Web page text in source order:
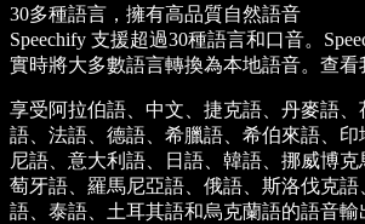
30多種語言，擁有高品質自然語音
Speechify 支援超過30種語言和口音。
實時將大多數語言轉換為本地語音。查看
享受阿拉伯語、中文、捷克語、丹麥語
語、法語、德語、希臘語、希伯來語、
尼語、意大利語、日語、韓語、挪威博
萄牙語、羅馬尼亞語、俄語、斯洛伐克
語、泰語、土耳其語和烏克蘭語的語音輸